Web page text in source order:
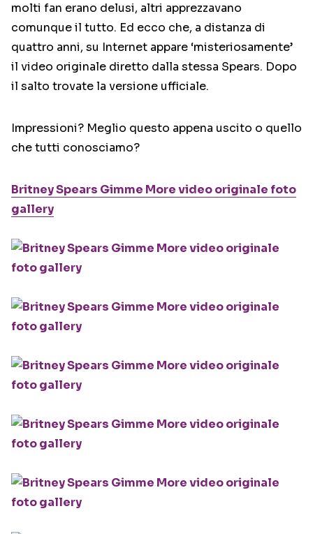
molti fan erano delusi, altri apprezzavano
comunque il tutto. Ed ecco che, a distanza di
quattro anni, su Internet appare ‘misteriosamente’
il video originale diretto dalla stessa Spears. Dopo
il salto trovate la versione ufficiale.
Impressioni? Meglio questo appena uscito o quello
che tutti conosciamo?
Britney Spears Gimme More video originale foto
gallery